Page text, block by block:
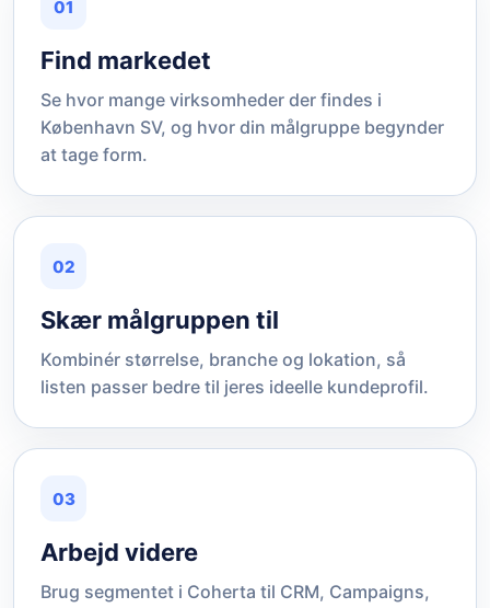
01
Find markedet
Se hvor mange virksomheder der findes i
København SV, og hvor din målgruppe begynder
at tage form.
02
Skær målgruppen til
Kombinér størrelse, branche og lokation, så
listen passer bedre til jeres ideelle kundeprofil.
03
Arbejd videre
Brug segmentet i Coherta til CRM, Campaigns,